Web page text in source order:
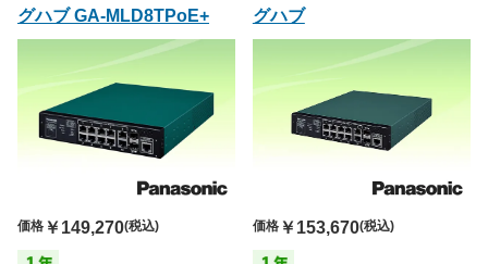
グハブ GA-MLD8TPoE+
価格 ￥149,270(税込)
グハブ
価格￥153,670(税込)